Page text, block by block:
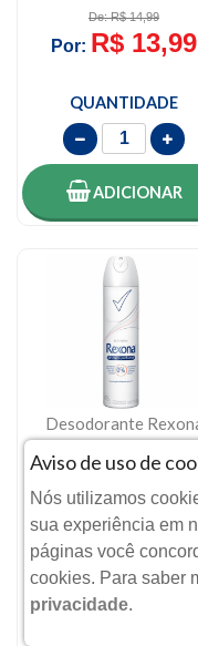
De: R$ 14,99
Por: R$ 13,99
QUANTIDADE
ADICIONAR
Desodorante
Perfume 150ml
Por:R$ 14,99
Aviso de uso de
Nós utilizamos
sua experiência em
páginas você
cookies. Para saber
privacidade.